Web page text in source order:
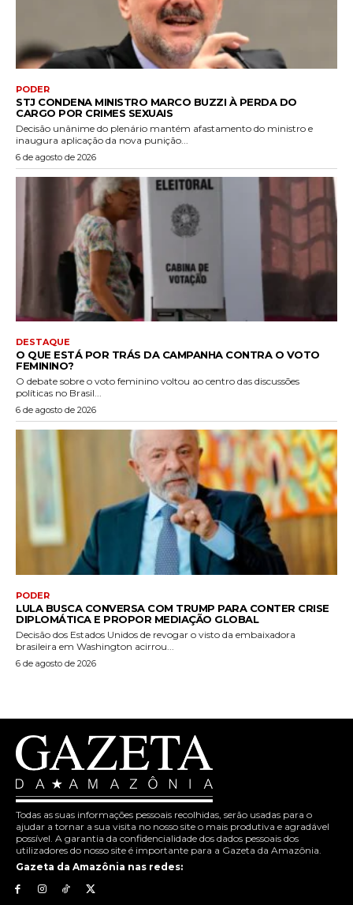
PODER
STJ CONDENA MINISTRO MARCO BUZZI À PERDA DO
CARGO POR CRIMES SEXUAIS
Decisão unânime do plenário mantém afastamento do ministro e
inaugura aplicação da nova punição...
6 de agosto de 2026
DESTAQUE
O QUE ESTÁ POR TRÁS DA CAMPANHA CONTRA O VOTO
FEMININO?
O debate sobre o voto feminino voltou ao centro das discussões
políticas no Brasil...
6 de agosto de 2026
PODER
LULA BUSCA CONVERSA COM TRUMP PARA CONTER CRISE
DIPLOMÁTICA E PROPOR MEDIAÇÃO GLOBAL
Decisão dos Estados Unidos de revogar o visto da embaixadora
brasileira em Washington acirrou...
6 de agosto de 2026
Todas as suas informações pessoais recolhidas, serão usadas para o
ajudar a tornar a sua visita no nosso site o mais produtiva e agradável
possível. A garantia da confidencialidade dos dados pessoais dos
utilizadores do nosso site é importante para a Gazeta da Amazônia.
Gazeta da Amazônia nas redes: